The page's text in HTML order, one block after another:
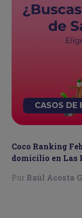
CASOS DE
Coco Ranking
domicilio en Las
Por Raúl Acosta